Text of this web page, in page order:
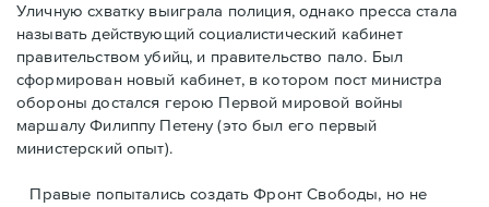
Уличную схватку выиграла полиция, однако пресса стала
называть действующий социалистический кабинет
правительством убийц, и правительство пало. Был
сформирован новый кабинет, в котором пост министра
обороны достался герою Первой мировой войны
маршалу Филиппу Петену (это был его первый
министерский опыт).
Правые пoпытались создать Фронт Свободы, но не